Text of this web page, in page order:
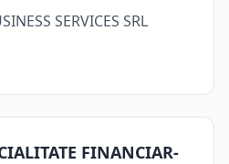
SERVICES SRL
FINANCIAR-